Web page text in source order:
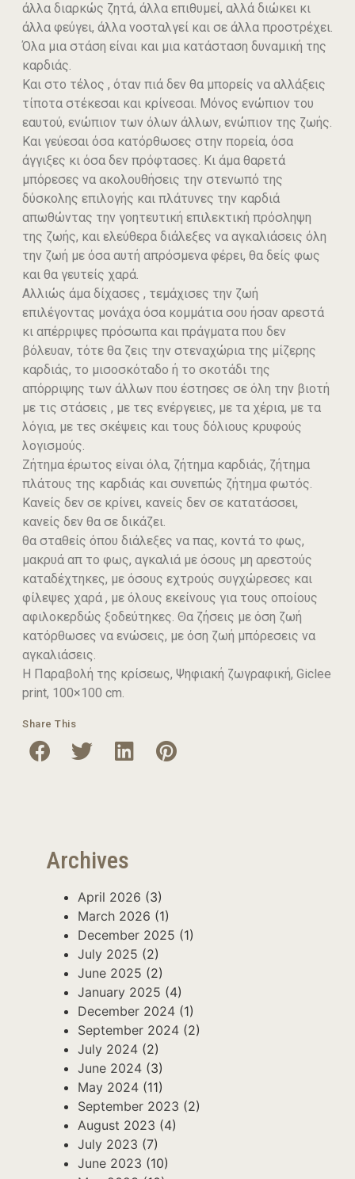
άλλα διαρκώς ζητά, άλλα επιθυμεί, αλλά διώκει κι
άλλα φεύγει, άλλα νοσταλγεί και σε άλλα προστρέχει.
Όλα μια στάση είναι και μια κατάσταση δυναμική της
καρδιάς.
Και στο τέλος , όταν πιά δεν θα μπορείς να αλλάξεις
τίποτα στέκεσαι και κρίνεσαι. Μόνος ενώπιον του
εαυτού, ενώπιον των όλων άλλων, ενώπιον της ζωής.
Και γεύεσαι όσα κατόρθωσες στην πορεία, όσα
άγγιξες κι όσα δεν πρόφτασες. Κι άμα θαρετά
μπόρεσες να ακολουθήσεις την στενωπό της
δύσκολης επιλογής και πλάτυνες την καρδιά
απωθώντας την γοητευτική επιλεκτική πρόσληψη
της ζωής, και ελεύθερα διάλεξες να αγκαλιάσεις όλη
την ζωή με όσα αυτή απρόσμενα φέρει, θα δείς φως
και θα γευτείς χαρά.
Αλλιώς άμα δίχασες , τεμάχισες την ζωή
επιλέγοντας μονάχα όσα κομμάτια σου ήσαν αρεστά
κι απέρριψες πρόσωπα και πράγματα που δεν
βόλευαν, τότε θα ζεις την στεναχώρια της μίζερης
καρδιάς, το μισοσκόταδο ή το σκοτάδι της
απόρριψης των άλλων που έστησες σε όλη την βιοτή
με τις στάσεις , με τες ενέργειες, με τα χέρια, με τα
λόγια, με τες σκέψεις και τους δόλιους κρυφούς
λογισμούς.
Ζήτημα έρωτος είναι όλα, ζήτημα καρδιάς, ζήτημα
πλάτους της καρδιάς και συνεπώς ζήτημα φωτός.
Κανείς δεν σε κρίνει, κανείς δεν σε κατατάσσει,
κανείς δεν θα σε δικάζει.
θα σταθείς όπου διάλεξες να πας, κοντά το φως,
μακρυά απ το φως, αγκαλιά με όσους μη αρεστούς
καταδέχτηκες, με όσους εχτρούς συγχώρεσες και
φίλεψες χαρά , με όλους εκείνους για τους οποίους
αφιλοκερδώς ξοδεύτηκες. Θα ζήσεις με όση ζωή
κατόρθωσες να ενώσεις, με όση ζωή μπόρεσεις να
αγκαλιάσεις.
Η Παραβολή της κρίσεως, Ψηφιακή ζωγραφική, Giclee
print, 100×100 cm.
Share This
Archives
April 2026 (3)
March 2026 (1)
December 2025 (1)
July 2025 (2)
June 2025 (2)
January 2025 (4)
December 2024 (1)
September 2024 (2)
July 2024 (2)
June 2024 (3)
May 2024 (11)
September 2023 (2)
August 2023 (4)
July 2023 (7)
June 2023 (10)